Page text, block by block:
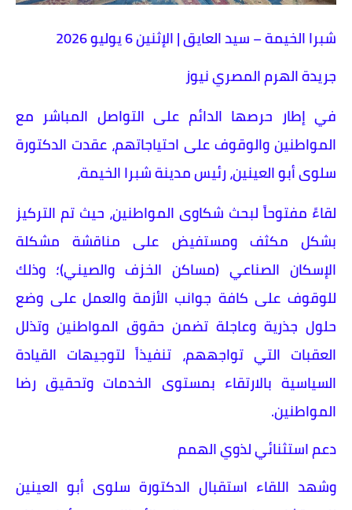
​شبرا الخيمة – سيد العايق | الإثنين 6 يوليو 2026
جريدة الهرم المصري نيوز
​في إطار حرصها الدائم على التواصل المباشر مع
المواطنين والوقوف على احتياجاتهم، عقدت الدكتورة
سلوى أبو العينين، رئيس مدينة شبرا الخيمة،
لقاءً مفتوحاً لبحث شكاوى المواطنين، حيث تم التركيز
بشكل مكثف ومستفيض على مناقشة مشكلة
الإسكان الصناعي (مساكن الخزف والصيني)؛ وذلك
للوقوف على كافة جوانب الأزمة والعمل على وضع
حلول جذرية وعاجلة تضمن حقوق المواطنين وتذلل
العقبات التي تواجههم، تنفيذاً لتوجيهات القيادة
السياسية بالارتقاء بمستوى الخدمات وتحقيق رضا
المواطنين.
​دعم استثنائي لذوي الهمم
وشهد اللقاء استقبال الدكتورة سلوى أبو العينين